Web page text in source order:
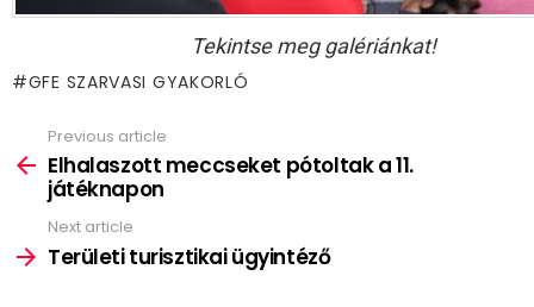
Tekintse meg galériánkat!
GFE SZARVASI GYAKORLÓ
more
Previous article
Elhalaszott meccseket pótoltak a 11.
játéknapon
Next article
Területi turisztikai ügyintéző